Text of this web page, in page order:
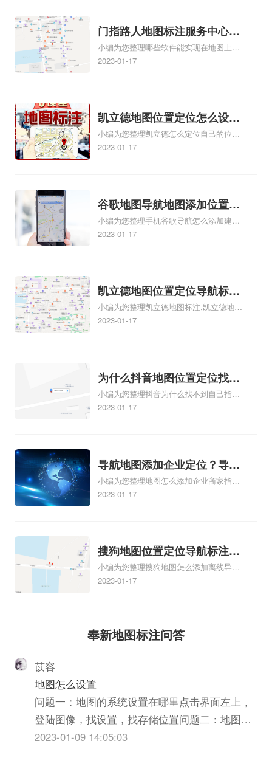
中心位置相关地图标注知识，详情可查看
下方正文！
门指路人地图标注服务中心地
图位置地址标记？门指路人地
图标注服务中心苹果地图位置
小编为您整理哪些软件能实现在地图上标
记门指路人地图标注服务中心位置、门指
地址、服装门指路人地图标注服务中心地
址标注上地图怎么弄相关地图标注知识，
详情可查看下方正文！
2023-01-17
凯立德地图位置定位怎么设置
自己的指路人地图标注服务中
心名？凯立德地图位置定位怎
小编为您整理凯立德怎么定位自己的位置
啊、手机凯立德地图定位怎么设置往上
设置指路人地图标注服务中心铺招牌相关
地图标注知识，详情可查看下方正文！
2023-01-17
谷歌地图导航地图添加位置？
添加谷歌地图导航位置？
小编为您整理手机谷歌导航怎么添加建立
多人位置、如何在地图，谷歌地图添加公
正文！
2023-01-17
凯立德地图位置定位导航标
注？凯立德地图位置定位,导
航,标注？
小编为您整理凯立德地图标注,凯立德地图
标注怎么做啊、凯立德地图标注,凯立德地
置吗相关地图标注知识，详情可查看下方
正文！
2023-01-17
为什么抖音地图位置定位找不
到了？抖音为什么找不到当前
定位了？
小编为您整理抖音为什么找不到自己指路
人地图标注服务中心铺的位置、地图位置
人地图标注服务中心位置、抖音突然不显
示定位了相关地图标注知识，详情可查看
下方正文！
2023-01-17
导航地图添加企业定位？导航
定位企业？
小编为您整理地图怎么添加企业商家指路
人地图标注服务中心铺名称、地图怎么添
吗、地图如何添加企业、地图如何添加企
业相关地图标注知识，详情可查看下方正
文！
2023-01-17
搜狗地图位置定位导航标注？
搜狗地图位置定位,导航,标
注？
小编为您整理搜狗地图怎么添加离线导航
搜狗地图离线导航怎么用、搜狗地图导航
注相关地图标注知识，详情可查看下方正
2023-01-17
奉新地图标注问答
苡容
地图怎么设置
问题一：地图的系统设置在哪里点击界面左上，
登陆图像，找设置，找存储位置问题二：地图怎
么设置点地图驾车方案添加途经点方法：将鼠标
2023-01-09 14:05:03